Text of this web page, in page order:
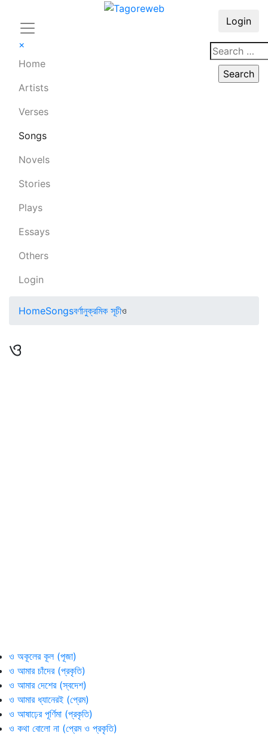
×
Home
Artists
Verses
Songs
Novels
Stories
Plays
Essays
Others
Login
Login
HomeSongsবর্ণানুক্রমিক সূচীও
ও
ও অকূলের কূল (পূজা)
ও আমার চাঁদের (প্রকৃতি)
ও আমার দেশের (স্বদেশ)
ও আমার ধ্যানেরই (প্রেম)
ও আষাঢ়ের পূর্ণিমা (প্রকৃতি)
ও কথা বোলো না (প্রেম ও প্রকৃতি)